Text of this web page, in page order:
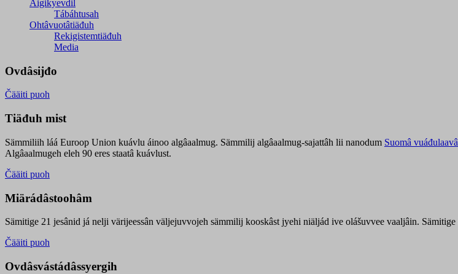
Äigikyevdil
Tábáhtusah
Ohtâvuotâtiäđuh
Rekigistemtiäđuh
Media
Ovdâsijđo
Čääiti puoh
Tiäđuh mist
Sämmiliih láá Euroop Union kuávlu áinoo algâaalmug. Sämmilij algâaalmug-sajattâh lii nanodum Suomâ
Algâaalmugeh eleh 90 eres staatâ kuávlust.
Čääiti puoh
Miärádâstoohâm
Sämitige 21 jesânid já nelji värijeessân väljejuvvojeh sämmilij kooskâst jyehi niäljád ive olášuvvee vaaljâin.
Čääiti puoh
Ovdâsvástádâssyergih